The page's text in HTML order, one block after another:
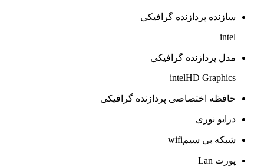
سازنده پردازنده گرافیکی
intel
مدل پردازنده گرافیکی
intelHD Graphics
حافظه اختصاصی پردازنده گرافیکی
درایو نوری
شبکه بی سیمwifi
پورت Lan